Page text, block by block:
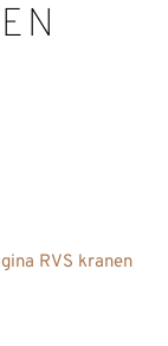
RVS kranen